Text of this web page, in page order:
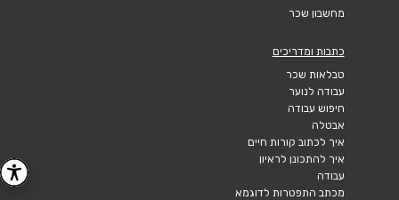
מחשבון שכר
כתבות ומדריכים
טבלאות שכר
עבודה לנוער
חיפוש עבודה
אבטלה
איך לכתוב קורות חיים
איך להתכונן לראיון
עבודה
מכתב התפטרות לדוגמא